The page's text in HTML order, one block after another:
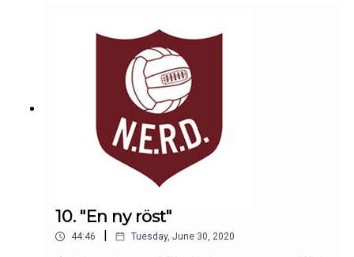
hennes beslut.
10. "En ny röst"
44:46 Tuesday, June 30, 2020